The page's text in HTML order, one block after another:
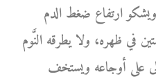
ارتفاع ضغط الدم
في ظهره، ولا يطرقه النَّوم
على أوجاعه ويستخف